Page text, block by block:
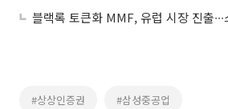
블랙록 토큰화 MMF, 유럽 시장 진출
#상상인증권 #삼성중공업